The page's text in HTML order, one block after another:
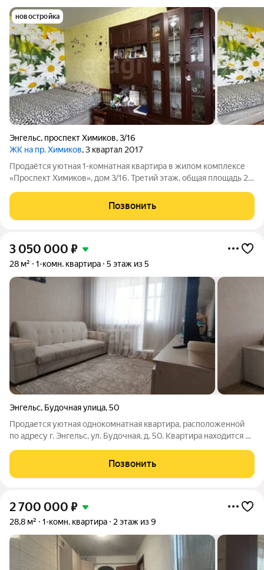
новостройка
Энгельс, проспект Химиков,3/16
ЖК на пр. Химиков, 3 квартал 2017
Продаётся уютная 1-комнатная квартира в жилом комплексе
«Проспект Химиков», дом 3/16. Третий этаж, общая площадь 29
Просторный двор радует детскими и спортивными
площадками, есть гостевой паркинг.
Позвонить
3 050 000 ₽
28 м² 1-комн. квартира 5 этаж из 5
Энгельс, Будочная улица,50
Продается уютная однокомнатная квартира, расположенной
по адресу г. Энгельс, ул. Будочная, д. 50. Квартира находится на
обеспечивает прекрасный панорамный вид из окна и
достаточное количество солнечного
Позвонить
2 700 000 ₽
28,8 м² 1-комн. квартира 2 этаж из 9